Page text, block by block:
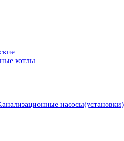
котлы
насосы(установки)